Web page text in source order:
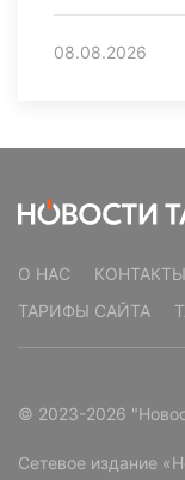
08.08.2026
О НАС КОНТАКТЫ
ТАРИФЫ САЙТА
© 2023-2026
Сетевое издание